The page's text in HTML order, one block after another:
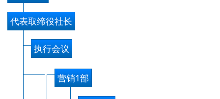
代表取缔役社长
执行会议
营销1部